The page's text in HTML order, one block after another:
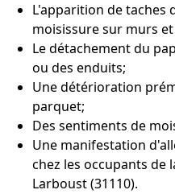
L'apparition de taches
moisissure sur murs
Le détachement du
ou des enduits;
Une détérioration
parquet;
Des sentiments de
Une manifestation
chez les occupants de
Larboust (31110).